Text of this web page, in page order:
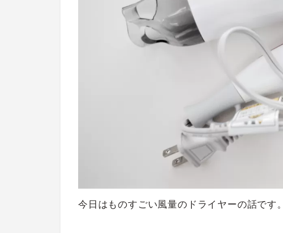
今日はものすごい風量のドライヤーの話です。